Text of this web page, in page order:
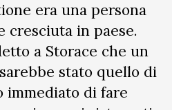
era una persona
cresciuta in paese.
a Storace che un
stato quello di
immediato di fare